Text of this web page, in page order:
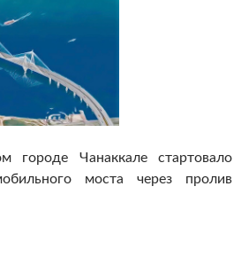
городе Чанаккале стартовало
моста через пролив
начали строить мост через